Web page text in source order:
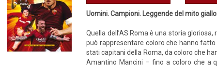
Uomini. Campioni. Leggende del mito
Quella dell’AS Roma è una storia
può rappresentare coloro che hanno
stati capitani della Roma, da coloro che
Amantino Mancini – fino a coloro che a